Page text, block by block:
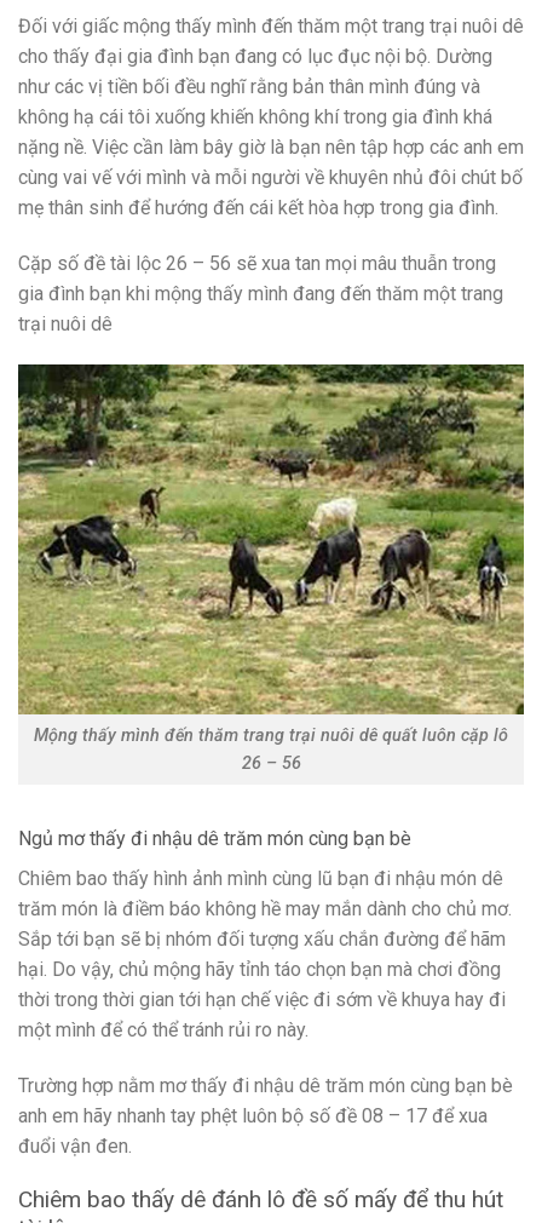
Đối với giấc mộng thấy mình đến thăm một trang trại nuôi dê
cho thấy đại gia đình bạn đang có lục đục nội bộ. Dường
như các vị tiền bối đều nghĩ rằng bản thân mình đúng và
không hạ cái tôi xuống khiến không khí trong gia đình khá
nặng nề. Việc cần làm bây giờ là bạn nên tập hợp các anh em
cùng vai vế với mình và mỗi người về khuyên nhủ đôi chút bố
mẹ thân sinh để hướng đến cái kết hòa hợp trong gia đình.
Cặp số đề tài lộc 26 – 56 sẽ xua tan mọi mâu thuẫn trong
gia đình bạn khi mộng thấy mình đang đến thăm một trang
trại nuôi dê
Mộng thấy mình đến thăm trang trại nuôi dê quất luôn cặp lô
26 – 56
Ngủ mơ thấy đi nhậu dê trăm món cùng bạn bè
Chiêm bao thấy hình ảnh mình cùng lũ bạn đi nhậu món dê
trăm món là điềm báo không hề may mắn dành cho chủ mơ.
Sắp tới bạn sẽ bị nhóm đối tượng xấu chắn đường để hãm
hại. Do vậy, chủ mộng hãy tỉnh táo chọn bạn mà chơi đồng
thời trong thời gian tới hạn chế việc đi sớm về khuya hay đi
một mình để có thể tránh rủi ro này.
Trường hợp nằm mơ thấy đi nhậu dê trăm món cùng bạn bè
anh em hãy nhanh tay phệt luôn bộ số đề 08 – 17 để xua
đuổi vận đen.
Chiêm bao thấy dê đánh lô đề số mấy để thu hút